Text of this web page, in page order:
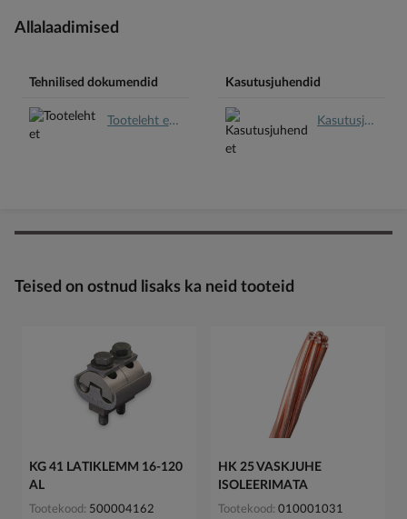
Allalaadimised
Tehnilised dokumendid
Tooteleht et.pdf
Kasutusjuhendid
Kasutusjuhend et.pdf
Teised on ostnud lisaks ka neid tooteid
KG 41 LATIKLEMM 16-120
AL
Tootekood 500004162
HK 25 VASKJUHE
ISOLEERIMATA
Tootekood 010001031